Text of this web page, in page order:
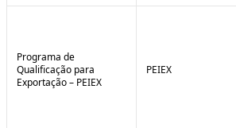
Programa de
Qualificação para
Exportação – PEIEX
PEIEX